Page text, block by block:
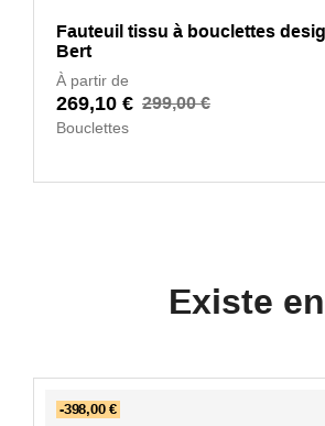
Fauteuil tissu à bouclettes
Bert
À partir de
269,10 € 299,00 €
Bouclettes
Existe en
-398,00 €